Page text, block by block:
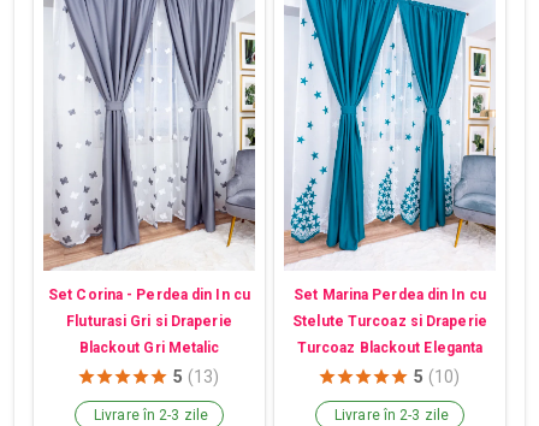
Set Corina - Perdea din In cu
Fluturasi Gri si Draperie
Blackout Gri Metalic
5 (13)
Livrare în 2-3 zile
Set Marina Perdea din In cu
Stelute Turcoaz si Draperie
Turcoaz Blackout Eleganta
5 (10)
Livrare în 2-3 zile